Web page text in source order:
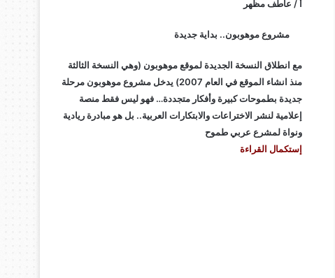
أ / عاطف مظهر
مشروع موهوبون.. بداية جديدة
مع انطلاق النسخة الجديدة لموقع موهوبون (وهي النسخة الثالثة
منذ انشاء الموقع في العام 2007) يدخل مشروع موهوبون مرحلة
جديدة بطموحات كبيرة وأفكار متجددة… فهو ليس فقط منصة
إعلامية لنشر الاختراعات والابتكارات العربية.. بل هو مبادرة ريادية
ونواة لمشرع عربي طموح
إستكمال القراءة